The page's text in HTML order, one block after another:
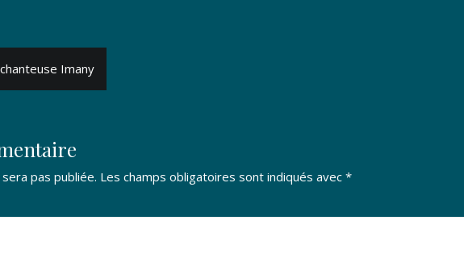
Imany
pas publiée. Les champs obligatoires sont indiqués avec *